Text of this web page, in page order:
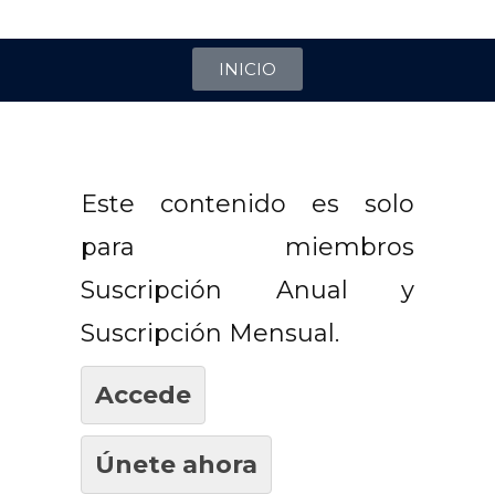
INICIO
Este contenido es solo
para miembros
Suscripción Anual y
Suscripción Mensual.
Accede
Únete ahora